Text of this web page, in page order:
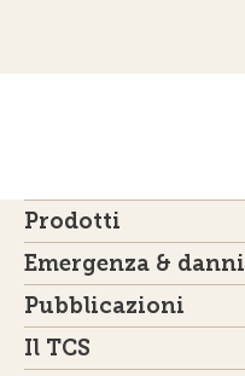
Prodotti
Emergenza & danni
Pubblicazioni
Il TCS